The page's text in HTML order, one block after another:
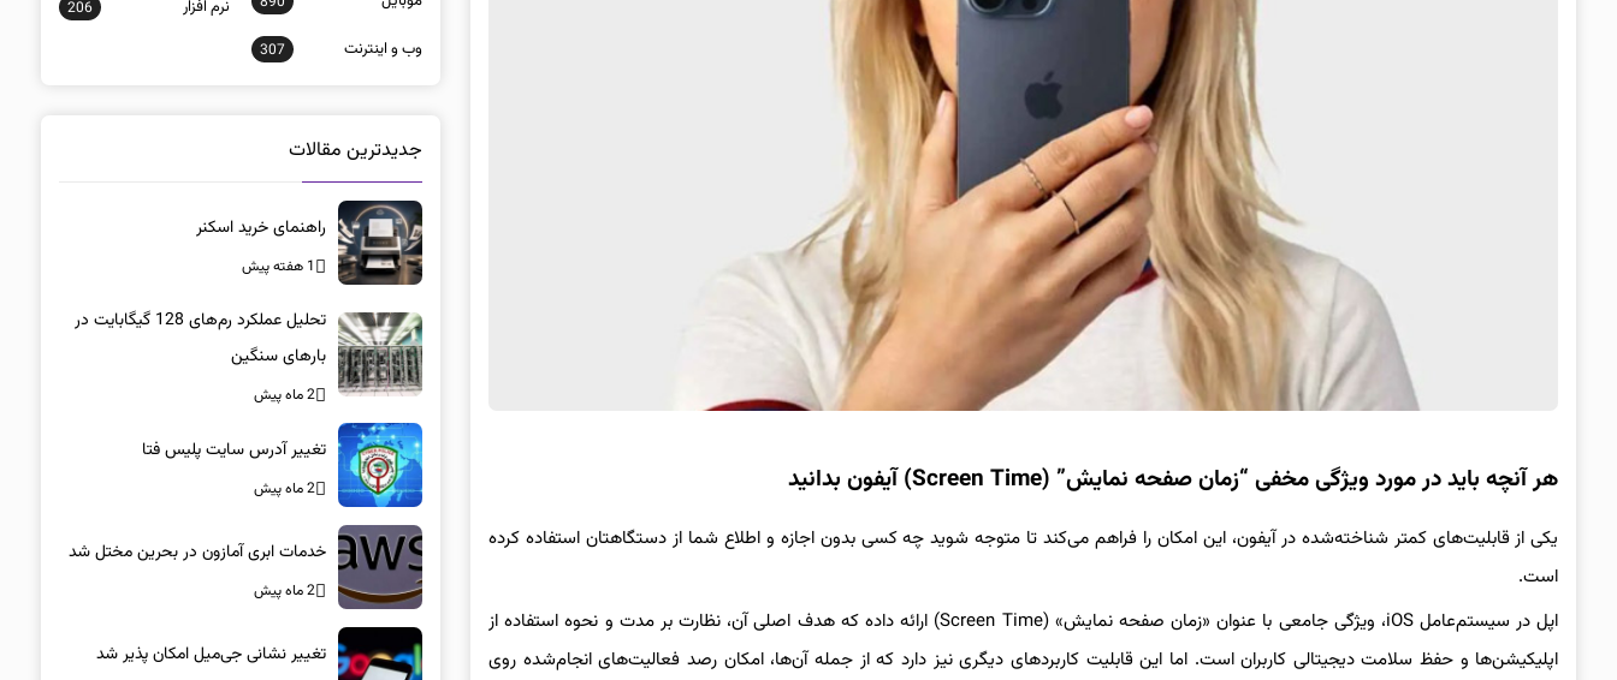
هر آنچه باید در مورد ویژگی مخفی “زمان صفحه نمایش” (Screen Time) آیفون بدانید
یکی از قابلیت‌های کمتر شناخته‌شده در آیفون، این امکان را فراهم می‌کند تا متوجه شوید چه کسی بدون اجازه و اطلاع شما از دستگاهتان استفاده کرده
است.
اپل در سیستم‌عامل iOS، ویژگی جامعی با عنوان «زمان صفحه نمایش» (Screen Time) ارائه داده که هدف اصلی آن، نظارت بر مدت و نحوه استفاده از
اپلیکیشن‌ها و حفظ سلامت دیجیتالی کاربران است. اما این قابلیت کاربردهای دیگری نیز دارد که از جمله آن‌ها، امکان رصد فعالیت‌های انجام‌شده روی
نرم افزار 206
وب و اينترنت 307
جدیدترین مقالات
راهنمای خرید اسکنر
1 هفته پیش
تحلیل عملکرد رم‌های 128 گیگابایت در
بارهای سنگین
2 ماه پیش
تغییر آدرس سایت پلیس فتا
2 ماه پیش
خدمات ابری آمازون در بحرین مختل شد
2 ماه پیش
تغییر نشانی جی‌میل امکان پذیر شد